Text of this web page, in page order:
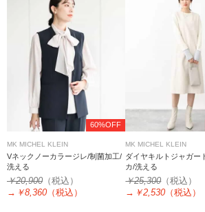
60%OFF
MK MICHEL KLEIN
Vネックノーカラージレ/制菌加工/
洗える
￥20,900 （税込）
→ ￥8,360 （税込）
MK MICHEL KLEIN
ダイヤキルトジャガー
カ/洗える
￥25,300（税込）
→ ￥2,530 （税込）